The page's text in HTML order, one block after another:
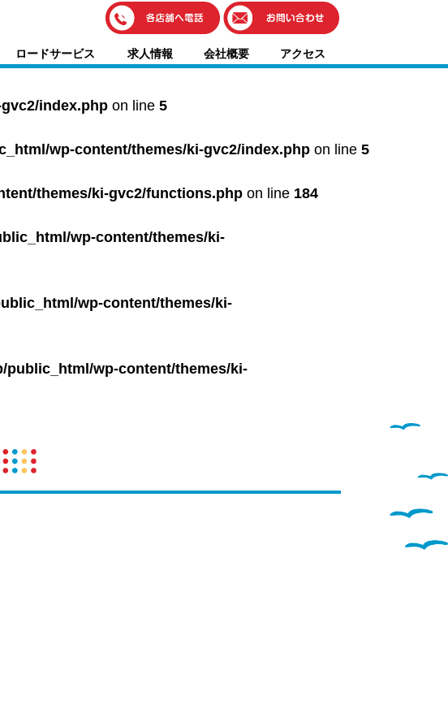
伊藤車輌（本社）
050-5851-0337
050-5851-0338
レスキューセンター
（年中無休24h対応）
ロードサービス 求人情報 会社概要 アクセス
index.php on line 5
wp-content/themes/ki-gvc2/index.php on line 5
themes/ki-gvc2/functions.php on line 184
wp-content/themes/ki-
wp-content/themes/ki-
public_html/wp-content/themes/ki-